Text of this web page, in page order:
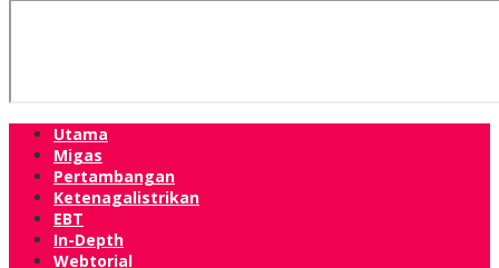
Utama
Migas
Pertambangan
Ketenagalistrikan
EBT
In-Depth
Webtorial